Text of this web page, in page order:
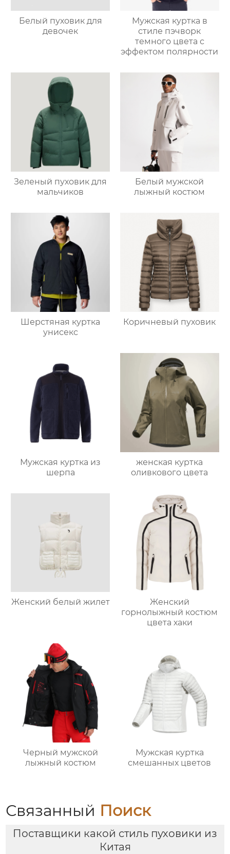
Белый пуховик для
девочек
Мужская куртка в
стиле пэчворк
темного цвета с
эффектом полярности
Зеленый пуховик для
мальчиков
Белый мужской
лыжный костюм
Шерстяная куртка
унисекс
Коричневый пуховик
Мужская куртка из
шерпа
женская куртка
оливкового цвета
Женский белый жилет
Женский
горнолыжный костюм
цвета хаки
Черный мужской
лыжный костюм
Мужская куртка
смешанных цветов
Связанный Поиск
Поставщики какой стиль пуховики из
Китая